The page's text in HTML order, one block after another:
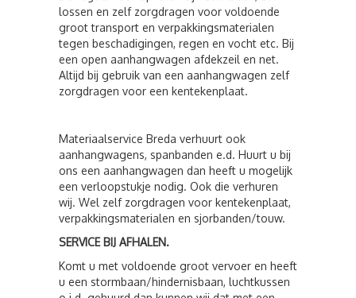
lossen en zelf zorgdragen voor voldoende
groot transport en verpakkingsmaterialen
tegen beschadigingen, regen en vocht etc. Bij
een open aanhangwagen afdekzeil en net.
Altijd bij gebruik van een aanhangwagen zelf
zorgdragen voor een kentekenplaat.
Materiaalservice Breda verhuurt ook
aanhangwagens, spanbanden e.d. Huurt u bij
ons een aanhangwagen dan heeft u mogelijk
een verloopstukje nodig. Ook die verhuren
wij. Wel zelf zorgdragen voor kentekenplaat,
verpakkingsmaterialen en sjorbanden/touw.
SERVICE BIJ AFHALEN.
Komt u met voldoende groot vervoer en heeft
u een stormbaan/hindernisbaan, luchtkussen